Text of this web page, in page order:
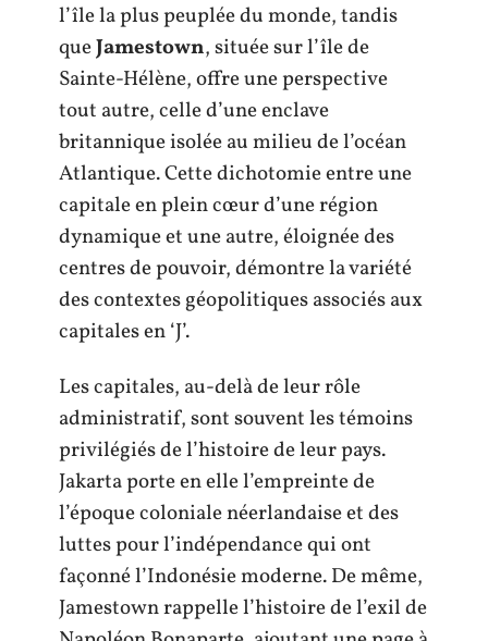
l’île la plus peuplée du monde, tandis
queJamestown, située sur l’île de
Sainte-Hélène, offre une perspective
tout autre, celle d’une enclave
britannique isolée au milieu de l’océan
Atlantique. Cette dichotomie entre une
capitale en plein cœur d’une région
dynamique et une autre, éloignée des
centres de pouvoir, démontre la variété
des contextes géopolitiques associés aux
capitales en ‘J’.
Les capitales, au-delà de leur rôle
administratif, sont souvent les témoins
privilégiés de l’histoire de leur pays.
Jakarta porte en elle l’empreinte de
l’époque coloniale néerlandaise et des
luttes pour l’indépendance qui ont
façonné l’Indonésie moderne. De même,
Jamestown rappelle l’histoire de l’exil de